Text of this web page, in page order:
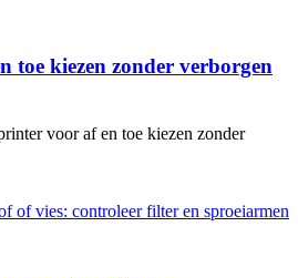
toe kiezen zonder verborgen
voor af en toe kiezen zonder